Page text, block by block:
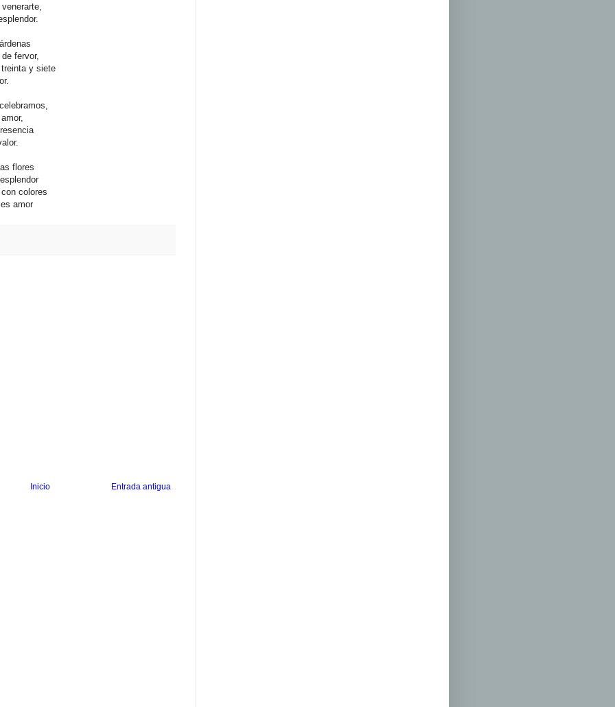
fervor,
y siete
flores
colores
amor
Entrada antigua
Inicio